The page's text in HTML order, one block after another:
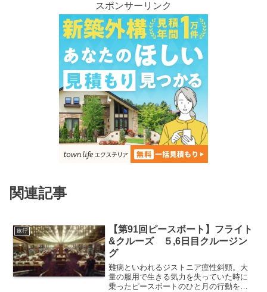
スポンサーリンク
関連記事
旅行
【第91回ピースボート】フライト
&クルーズ ５,6日目クルージン
グ
難病といわれるジストニア痙性斜頸。大
量の服用で生きる気力を失っていた時に
乗ったピースボートのひと月の行動を綴